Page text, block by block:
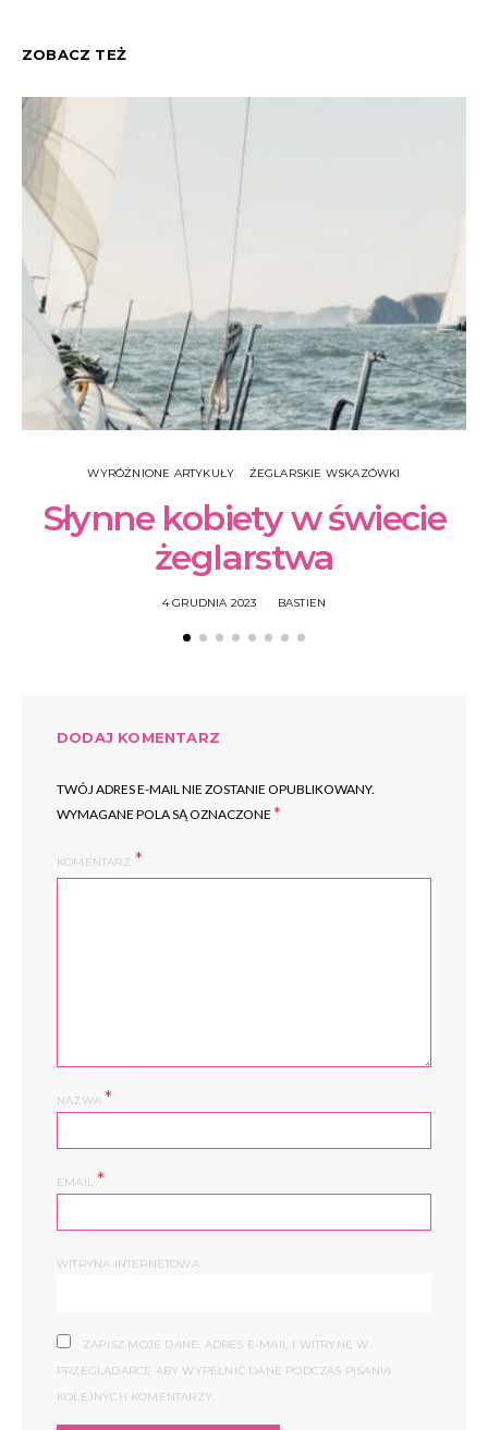
ZOBACZ TEŻ
WYRÓŻNIONE ARTYKUŁY ŻEGLARSKIE WSKAZÓWKI
Słynne kobiety w świecie
żeglarstwa
4 GRUDNIA 2023 BASTIEN
DODAJ KOMENTARZ
TWÓJ ADRES E-MAIL NIE ZOSTANIE OPUBLIKOWANY.
WYMAGANE POLA SĄ OZNACZONE *
KOMENTARZ
NAZWA*
EMAIL*
WITRYNA INTERNETOWA
ZAPISZ MOJE DANE, ADRES E-MAIL I WITRYNĘ W
PRZEGLĄDARCE ABY WYPEŁNIĆ DANE PODCZAS PISANIA
KOLEJNYCH KOMENTARZY.